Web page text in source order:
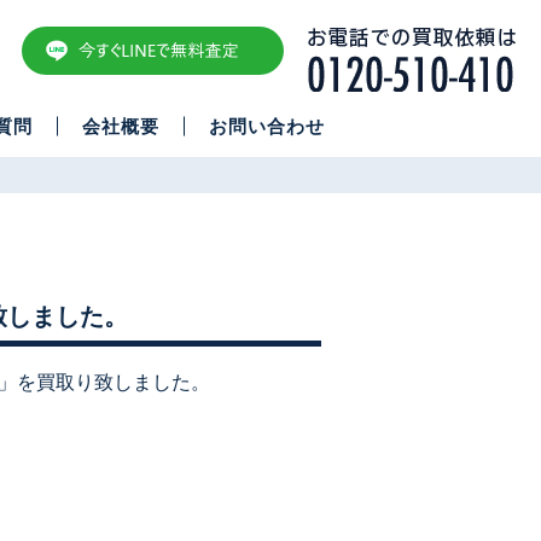
問 会社概要 お問い合わせ
ました。
買取り致しました。